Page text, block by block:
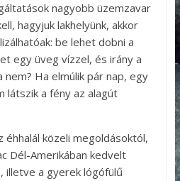
nagyobb üzemzavar
hagyjuk lakhelyünk, akkor
be lehet dobni a
egy üveg vízzel, és irány a
nem? Ha elmúlik pár nap, egy
látszik a fény az alagút
éhhalál közeli megoldásoktól,
Dél-Amerikában kedvelt
illetve a gyerek lógófülű